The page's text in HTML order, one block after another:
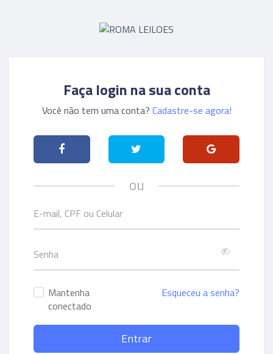
Faça login na sua conta
Você não tem uma conta? Cadastre-se agora!
ou
Mantenha
conectado
Esqueceu a senha?
Entrar